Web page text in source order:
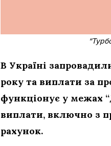
В Україні
року та виплати за
функціонує у межах
виплати, включно з
рахунок.